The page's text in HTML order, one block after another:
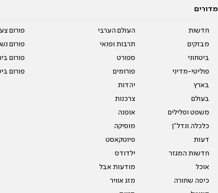
מדורים
חדשות
מבזקים
ביטחוני
פוליטי-מדיני
בארץ
בעולם
משפט ופלילים
כלכלה ונדל"ן
דעות
חדשות המגזר
אוכל
כיפה שחורה
העולם הערבי
תרבות ופנאי
ספורט
פורומים
יהדות
צרכנות
אופנה
מוסיקה
פיוטקאסט
ילדודס
מודעות אבל
מזג אוויר
פורום
פורום
פורום
פורום